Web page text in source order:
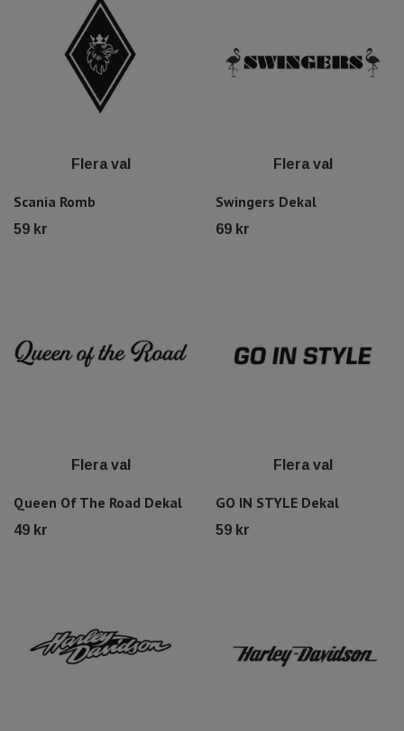
Flera val
Scania Romb
59 kr
Flera val
Swingers Dekal
69 kr
Flera val
Queen Of The Road Dekal
49 kr
Flera val
GO IN STYLE Dekal
59 kr